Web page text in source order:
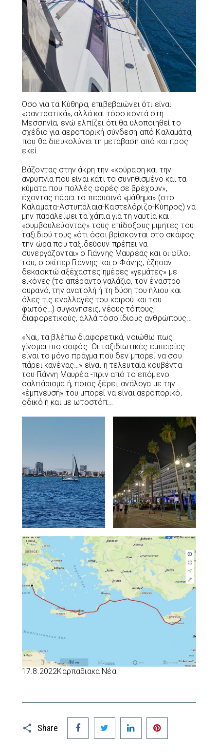
Όσο για τα Κύθηρα, επιβεβαιώνει ότι είναι
«φανταστικά», αλλά και τόσο κοντά στη
Μεσσηνία, ενώ ελπίζει ότι θα υλοποιηθεί το
σχέδιο για αεροπορική σύνδεση από Καλαμάτα,
που θα διευκολύνει τη μετάβαση από και προς
εκεί.
Βάζοντας στην άκρη την «κούραση και την
αγρυπνία που είναι κάτι το συνηθισμένο και τα
κύματα που πολλές φορές σε βρέχουν»,
έχοντας πάρει το περυσινό «μάθημα» (στο
Καλαμάτα-Αστυπάλαια-Καστελόριζο-Κύπρος) να
μην παραλείψει τα χάπια για τη ναυτία και
«συμβουλεύοντας» τους επίδοξους μιμητές του
ταξιδιού τους «ότι όσοι βρίσκονται στο σκάφος
την ώρα που ταξιδεύουν πρέπει να
συνεργάζονται» ο Γιάννης Μαυρέας και οι φίλοι
του, ο σκίπερ Γιάννης και ο Φάνης, έζησαν
δεκαοκτώ αξέχαστες ημέρες «γεμάτες» με
εικόνες (το απέραντο γαλάζιο, τον έναστρο
ουρανό, την ανατολή ή τη δύση του ήλιου και
όλες τις εναλλαγές του καιρού και του
φωτός…) συγκινήσεις, νέους τόπους,
διαφορετικούς, αλλά τόσο ίδιους ανθρώπους…
«Ναι, τα βλέπω διαφορετικά, νοιώθω πως
γίνομαι πιο σοφός. Οι ταξιδιωτικές εμπειρίες
είναι το μόνο πράγμα που δεν μπορεί να σου
πάρει κανένας…» είναι η τελευταία κουβέντα
του Γιάννη Μαυρέα -πριν από το επόμενο
σαλπάρισμα ή, ποιος ξέρει, ανάλογα με την
«έμπνευσή» του μπορεί να είναι αεροπορικό,
οδικό ή και με ωτοστόπ…
17.8.2022Καρπαθιακά Νέα
Share
Facebook Twitter LinkedIn